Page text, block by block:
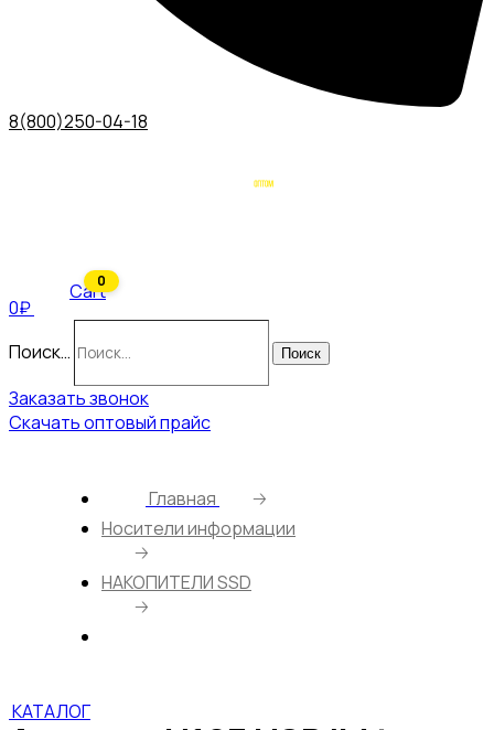
8(800)250-04-18
0₽
0
Cart
Поиск… Поиск
Заказать звонок
Скачать оптовый прайс
Главная
🡢
Носители информации
🡢
НАКОПИТЕЛИ SSD
🡢
КАТАЛОГ